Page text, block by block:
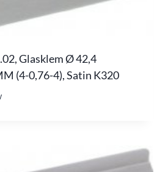
Glasklem Ø 42,4
(4-0,76-4), Satin K320